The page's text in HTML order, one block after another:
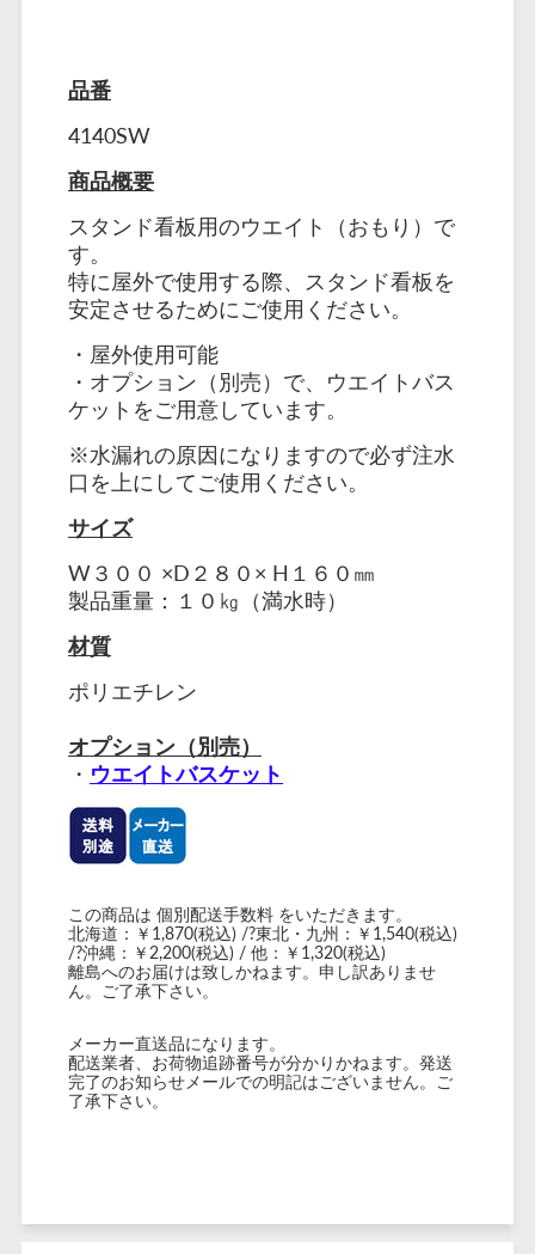
品番
4140SW
商品概要
スタンド看板用のウエイト（おもり）で
す。
特に屋外で使用する際、スタンド看板を
安定させるためにご使用ください。
・屋外使用可能
・オプション（別売）で、ウエイトバス
ケット をご用意しています。
※水漏れの原因になりますので必ず注水
口を上にしてご使用ください。
サイズ
W３００ ×D２８０× H１６０㎜
製品重量：１０㎏（満水時）
材質
ポリエチレン
オプション（別売）
・ ウエイトバスケット
この商品は 個別配送手数料 をいただきます。
北海道：￥1,870(税込) /?東北・九州：￥1,540(税込)
/?沖縄：￥2,200(税込) / 他：￥1,320(税込)
離島へのお届けは致しかねます。申し訳ありませ
ん。ご了承下さい。
メーカー直送品になります。
配送業者、お荷物追跡番号が分かりかねます。発送
完了のお知らせメールでの明記はございません。ご
了承下さい。